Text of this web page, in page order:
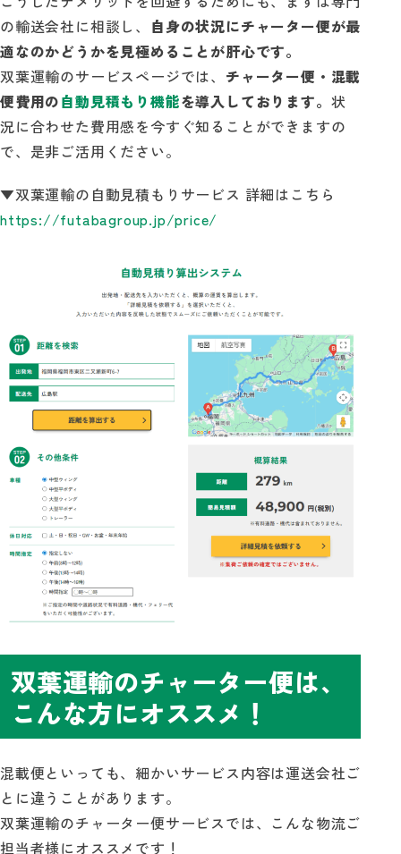
の輸送会社に相談し、 自身の状況にチャーター便が最
適なのかどうかを見極めることが肝心です。
双葉運輸のサービスページでは、 チャーター便・混載
便費用の自動見積もり機能を導入しております。 状
況に合わせた費用感を今すぐ知ることができますの
で、是非ご活用ください。
▼双葉運輸の自動見積もりサービス 詳細はこちら
https://futabagroup.jp/price/
双葉運輸のチャーター便は、
こんな方にオススメ！
混載便といっても、細かいサービス内容は運送会社ご
とに違うことがあります。
双葉運輸のチャーター便サービスでは、こんな物流ご
担当者様にオススメです！